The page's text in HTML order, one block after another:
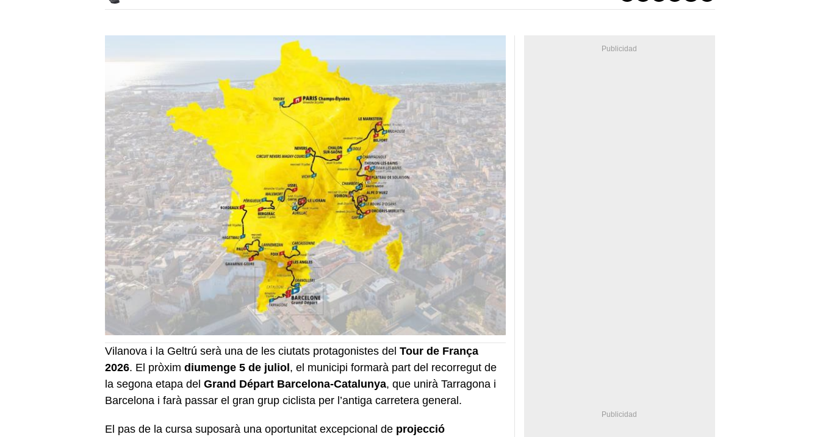
Vilanova i la Geltrú serà una de les ciutats protagonistes del Tour de França
2026. El pròxim diumenge 5 de juliol , el municipi formarà part del recorregut de
la segona etapa del Grand Départ Barcelona-Catalunya, que unirà Tarragona i
Barcelona i farà passar el gran grup ciclista per l’antiga carretera general.
El pas de la cursa suposarà una oportunitat excepcional de projecció